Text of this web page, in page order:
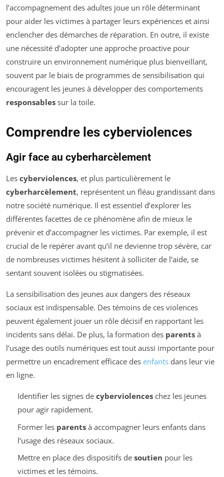
l’accompagnement des adultes joue un rôle déterminant
pour aider les victimes à partager leurs expériences et ainsi
enclencher des démarches de réparation. En outre, il existe
une nécessité d’adopter une approche proactive pour
construire un environnement numérique plus bienveillant,
souvent par le biais de programmes de sensibilisation qui
encouragent les jeunes à développer des comportements
responsables sur la toile.
Comprendre les cyberviolences
Agir face au cyberharcèlement
Les cyberviolences, et plus particulièrement le
cyberharcèlement, représentent un fléau grandissant dans
notre société numérique. Il est essentiel d’explorer les
différentes facettes de ce phénomène afin de mieux le
prévenir et d’accompagner les victimes. Par exemple, il est
crucial de le repérer avant qu’il ne devienne trop sévère, car
de nombreuses victimes hésitent à solliciter de l’aide, se
sentant souvent isolées ou stigmatisées.
La sensibilisation des jeunes aux dangers des réseaux
sociaux est indispensable. Des témoins de ces violences
peuvent également jouer un rôle décisif en rapportant les
incidents sans délai. De plus, la formation des parents à
l’usage des outils numériques est tout aussi importante pour
permettre un encadrement efficace des enfants dans leur vie
en ligne.
Identifier les signes de cyberviolenceschez les jeunes
pour agir rapidement.
Former les parentsà accompagner leurs enfants dans
l’usage des réseaux sociaux.
Mettre en place des dispositifs de soutien pour les
victimes et les témoins.